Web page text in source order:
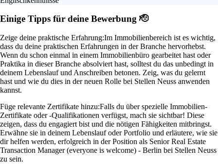
Einige Tipps für deine Bewerbung 🫡
Zeige deine praktische Erfahrung:Im Immobilienbereich ist es wichtig,
dass du deine praktischen Erfahrungen in der Branche hervorhebst.
Wenn du schon einmal in einem Immobilienbüro gearbeitet hast oder
Praktika in dieser Branche absolviert hast, solltest du das unbedingt in
deinem Lebenslauf und Anschreiben betonen. Zeig, was du gelernt
hast und wie du dies in der neuen Rolle bei Stellen Neuss anwenden
kannst.
Füge relevante Zertifikate hinzu:Falls du über spezielle Immobilien-
Zertifikate oder -Qualifikationen verfügst, mach sie sichtbar! Diese
zeigen, dass du engagiert bist und die nötigen Fähigkeiten mitbringst.
Erwähne sie in deinem Lebenslauf oder Portfolio und erläutere, wie sie
dir helfen werden, erfolgreich in der Position als Senior Real Estate
Transaction Manager (everyone is welcome) - Berlin bei Stellen Neuss
zu sein.